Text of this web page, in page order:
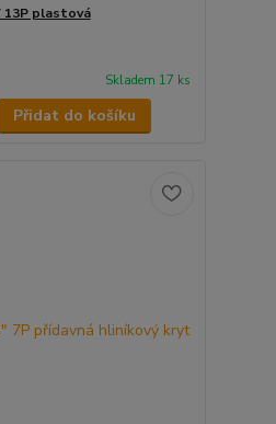
plastová
Skladem 17 ks
Přidat do košíku